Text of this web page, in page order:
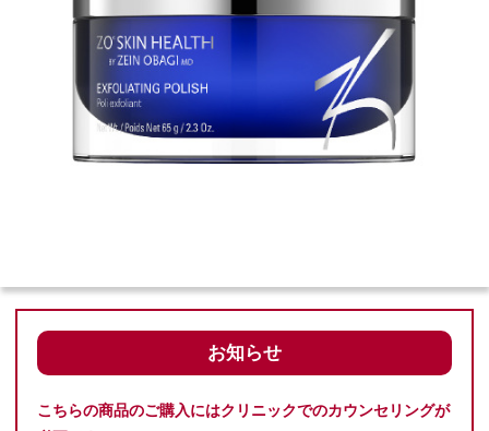
お知らせ
こちらの商品のご購入にはクリニックでのカウンセリングが